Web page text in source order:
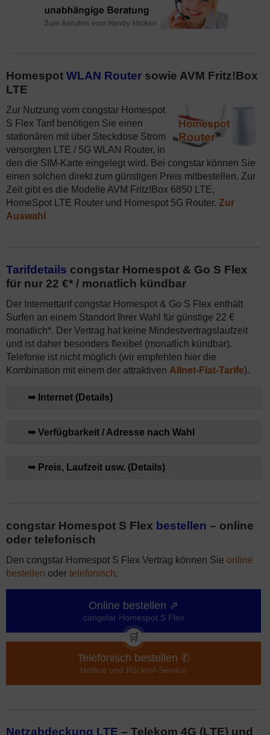
Homespot WLAN Router sowie AVM Fritz!Box
LTE
Zur Nutzung vom congstar Homespot
S Flex Tarif benötigen Sie einen
stationären mit über Steckdose Strom
versorgten LTE / 5G WLAN Router, in
den die SIM-Karte eingelegt wird. Bei congstar können Sie
einen solchen direkt zum günstigen Preis mitbestellen. Zur
Zeit gibt es die Modelle AVM Fritz!Box 6850 LTE,
HomeSpot LTE Router und Homespot 5G Router. Zur
Auswahl
Tarifdetails congstar Homespot & Go S Flex
für nur 22 €* / monatlich kündbar
Der Internettarif congstar Homespot & Go S Flex enthält
Surfen an einem Standort Ihrer Wahl für günstige 22 €
monatlich*. Der Vertrag hat keine Mindestvertragslaufzeit
und ist daher besonders flexibel (monatlich kündbar).
Telefonie ist nicht möglich (wir empfehlen hier die
Kombination mit einem der attraktiven Allnet-Flat-Tarife).
➥ Internet (Details)
➥ Verfügbarkeit / Adresse nach Wahl
➥ Preis, Laufzeit usw. (Details)
congstar Homespot S Flex bestellen – online
oder telefonisch
Den congstar Homespot S Flex Vertrag können Sie online
bestellen oder telefonisch.
Online bestellen ⇗
congstar Homespot S Flex
🛒
Telefonisch bestellen ✆
Hotline und Rückruf-Service
Netzabdeckung LTE – Telekom 4G (LTE) und